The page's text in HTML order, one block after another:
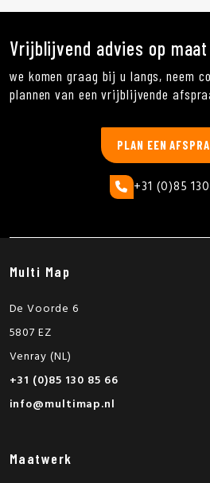
Vrijblijvend advies op maat
we komen graag bij u langs, neem
plannen van een vrijblijvende
PLAN EEN
+31 (0)85
Multi Map
De Voorde 6
5807 EZ
Venray (NL)
+31 (0)85 130 85 66
info@multimap.nl
Maatwerk